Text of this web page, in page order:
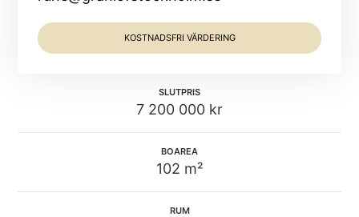
KOSTNADSFRI VÄRDERING
SLUTPRIS
7 200 000 kr
BOAREA
102 m²
RUM